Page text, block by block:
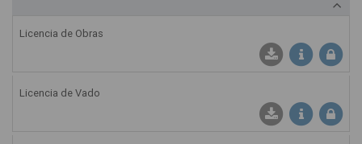
Licencia de Obras
Ficha
Licencia de Vado
Ficha